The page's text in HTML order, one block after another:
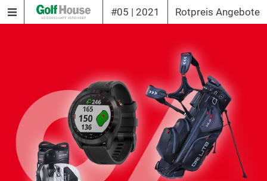
#05 | 2021 Rotpreis Angebote